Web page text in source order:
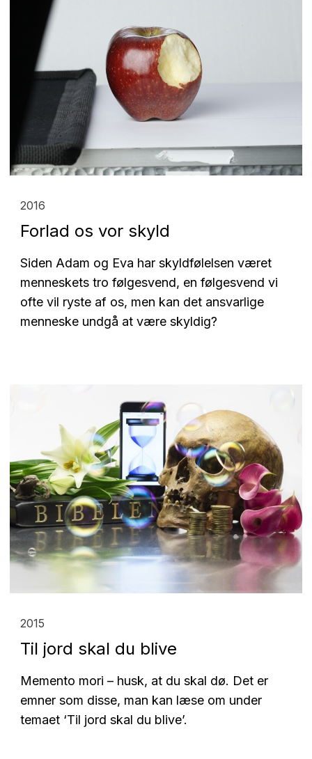
2016
Forlad os vor skyld
Siden Adam og Eva har skyldfølelsen været
menneskets tro følgesvend, en følgesvend vi
ofte vil ryste af os, men kan det ansvarlige
menneske undgå at være skyldig?
2015
Til jord skal du blive
Memento mori – husk, at du skal dø. Det er
emner som disse, man kan læse om under
temaet ‘Til jord skal du blive’.